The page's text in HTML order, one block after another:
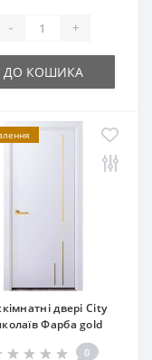
- +
ДО КОШИКА
двері City
Фарба gold
0